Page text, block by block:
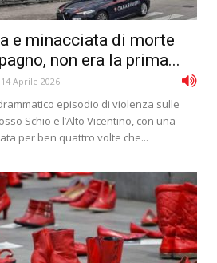
e minacciata di morte
non era la prima...
14 Aprile 2026
episodio di violenza sulle
Schio e l’Alto Vicentino, con una
per ben quattro volte che...